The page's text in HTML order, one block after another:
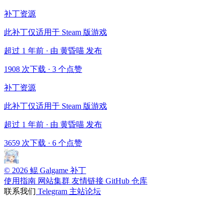
补丁资源
此补丁仅适用于 Steam 版游戏
超过 1 年前 · 由 黄昏喵 发布
1908 次下载 · 3 个点赞
补丁资源
此补丁仅适用于 Steam 版游戏
超过 1 年前 · 由 黄昏喵 发布
3659 次下载 · 6 个点赞
© 2026 鲲 Galgame 补丁
使用指南 网站集群 友情链接 GitHub 仓库
联系我们 Telegram 主站论坛